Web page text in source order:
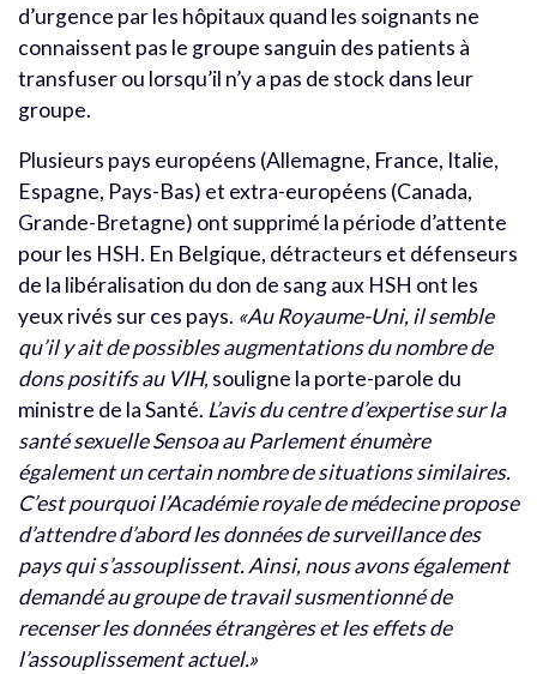
d’urgence par les hôpitaux quand les soignants ne
connaissent pas le groupe sanguin des patients à
transfuser ou lorsqu’il n’y a pas de stock dans leur
groupe.
Plusieurs pays européens (Allemagne, France, Italie,
Espagne, Pays-Bas) et extra-européens (Canada,
Grande-Bretagne) ont supprimé la période d’attente
pour les HSH. En Belgique, détracteurs et défenseurs
de la libéralisation du don de sang aux HSH ont les
yeux rivés sur ces pays. «AuRoyaume-Uni, il semble
qu’il y ait de possibles augmentations du nombre de
donspositifs au VIH,souligne la porte-parole du
ministre de la Santé. L’avis du centre d’expertise sur la
santé sexuelle Sensoa au Parlement énumère
également un certain nombre de situations similaires.
C’est pourquoi l’Académie royale de médecine propose
d’attendre d’abord les données de surveillance des
pays qui s’assouplissent. Ainsi, nous avons également
demandé au groupe de travail susmentionné de
recenser les données étrangères et les effets de
l’assouplissement actuel.»